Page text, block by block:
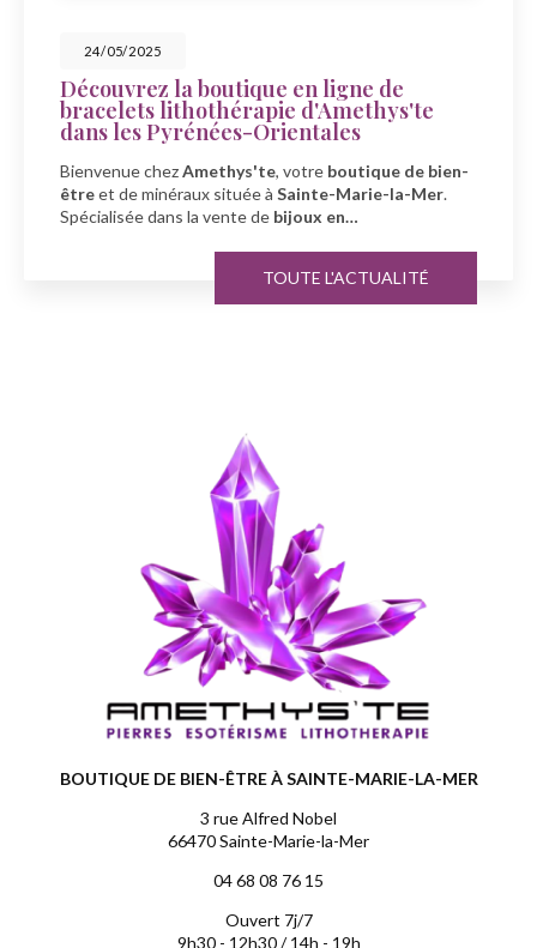
ligne de
boutique de bien-
Marie-la-Mer.
en…
Célébrez la fête des
Amethys'te à Sainte-
Amethys'te, votre spécialiste
minérauxàSainte-Marie-la-
BOUTIQUE DE BIEN-ÊTRE À SAINTE-MARIE-LA-MER
3 rue Alfred Nobel
66470 Sainte-Marie-la-Mer
04 68 08 76 15
Ouvert 7j/7
9h30 - 12h30 / 14h - 19h